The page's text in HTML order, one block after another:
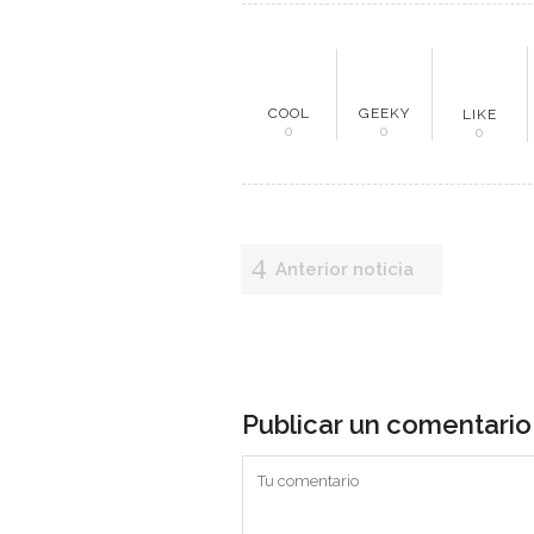
COOL
0
GEEKY
0
LIKE
0
Anterior noticia
Publicar un comentario
Es una revista digital ecuatoriana